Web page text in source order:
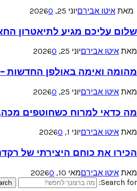
מאת איטו אבירםיוני 25, 2026 0
שלום עליכם מגיע לתיאטרון
מאת איטו אבירםיוני 25, 2026 0
מהומה ואימה באולפן החדשות
מאת איטו אבירםיוני 25, 2026 0
מה כדאי למרוח כשחוטפים מכה,
מאת איטו אבירםיוני 1, 2026 0
הכירו את כוחם היצירתי של
מאת איטו אבירםמאי 10, 2026
0
Search for: